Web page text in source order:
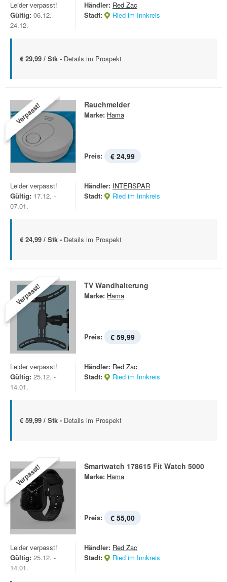
Leider verpasst!
Gültig: 06.12. -
24.12.
Händler: Red Zac
Stadt:
Ried im Innkreis
€ 29,99 / Stk - Details im Prospekt
Verpasst! Rauchmelder
Marke: Hama
Preis: € 24,99
Leider verpasst!
Gültig: 17.12. -
07.01.
Händler: INTERSPAR
Stadt:
Ried im Innkreis
€ 24,99 / Stk - Details im Prospekt
Verpasst! TV Wandhalterung
Marke: Hama
Preis: € 59,99
Leider verpasst!
Gültig: 25.12. -
14.01.
Händler: Red Zac
Stadt:
Ried im Innkreis
€ 59,99 / Stk - Details im Prospekt
Verpasst! Smartwatch 178615 Fit Watch 5000
Marke: Hama
Preis: € 55,00
Leider verpasst!
Gültig: 25.12. -
14.01.
Händler: Red Zac
Stadt:
Ried im Innkreis